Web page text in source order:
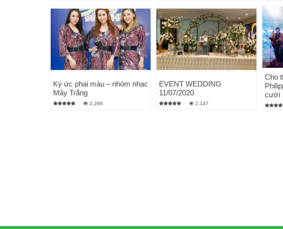
Ký ức phai màu – nhóm nhạc
Mây Trắng
2,288
EVENT WEDDING
11/07/2020
2,147
Cho
cưới